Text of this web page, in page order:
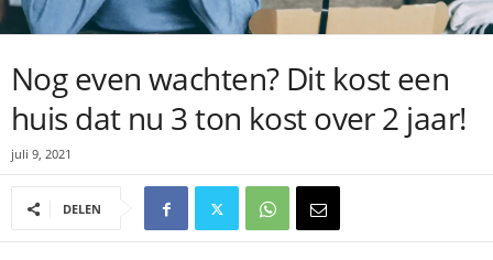
Nog even wachten? Dit kost een
huis dat nu 3 ton kost over 2 jaar!
juli 9, 2021
DELEN